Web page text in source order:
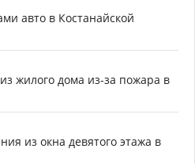
авто в Костанайской
жилого дома из-за пожара в
из окна девятого этажа в